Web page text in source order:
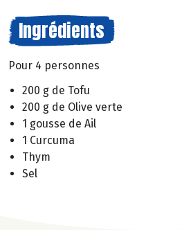
Ingrédients
Pour 4 personnes
200 g de Tofu
200 g de Olive verte
1 gousse de Ail
1 Curcuma
Thym
Sel